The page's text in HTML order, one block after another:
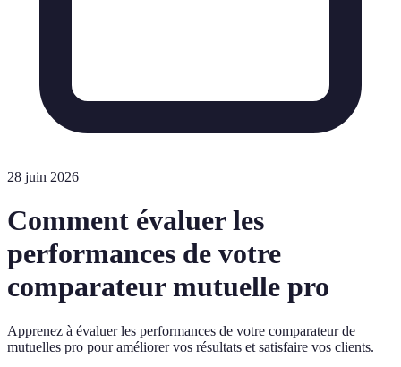
28 juin 2026
Comment évaluer les
performances de votre
comparateur mutuelle pro
Apprenez à évaluer les performances de votre comparateur de
mutuelles pro pour améliorer vos résultats et satisfaire vos clients.